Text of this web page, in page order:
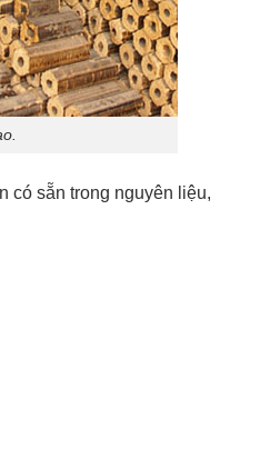
có sẵn trong nguyên liệu,